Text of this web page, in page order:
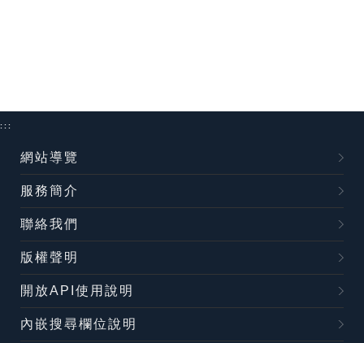
:::
網站導覽
服務簡介
聯絡我們
版權聲明
開放API使用說明
內嵌搜尋欄位說明